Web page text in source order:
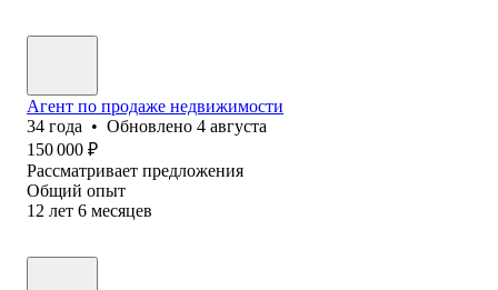
Агент по продаже недвижимости
34 года • Обновлено 4 августа
150 000 ₽
Рассматривает предложения
Общий опыт
12 лет 6 месяцев